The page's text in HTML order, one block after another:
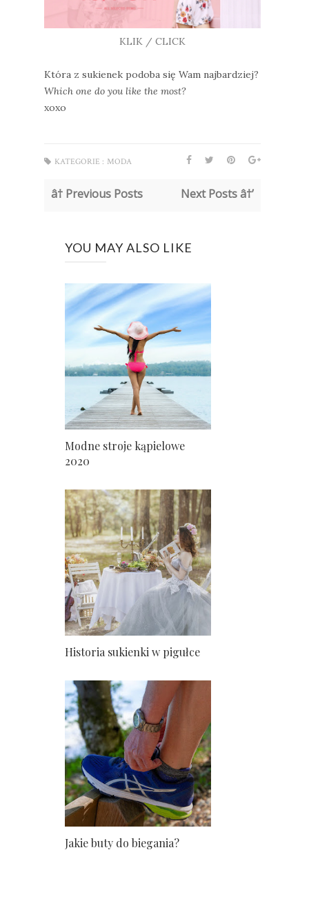
KLIK / CLICK
Która z sukienek podoba się Wam najbardziej?
Which one do you like the most?
xoxo
KATEGORIE : MODA
â† Previous Posts Next Posts â†’
YOU MAY ALSO LIKE
Modne stroje kąpielowe
2020
Historia sukienki w pigułce
Jakie buty do biegania?